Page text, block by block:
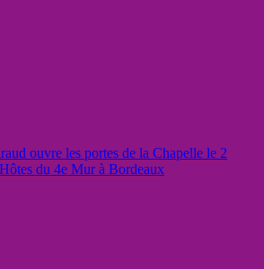
ouvre les portes de la Chapelle le 2
du 4e Mur à Bordeaux